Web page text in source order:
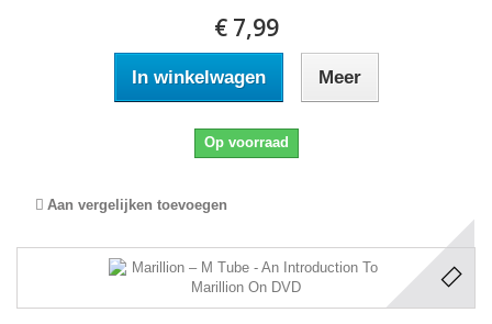
€ 7,99
In winkelwagen Meer
Op voorraad
Aan vergelijken toevoegen